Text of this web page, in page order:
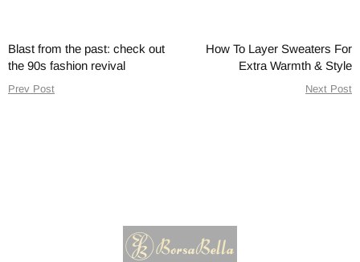
Blast from the past: check out
the 90s fashion revival
Prev Post
How To Layer Sweaters For
Extra Warmth & Style
Next Post